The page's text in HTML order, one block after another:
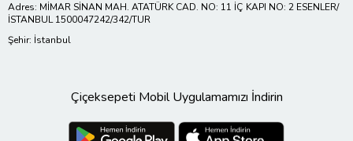
Adres: MİMAR SİNAN MAH. ATATÜRK CAD. NO: 11 İÇ KAPI NO: 2 ESENLER/
İSTANBUL 1500047242/342/TUR
Şehir: İstanbul
Çiçeksepeti Mobil Uygulamamızı İndirin